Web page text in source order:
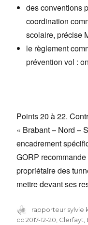
des conventions
coordination
scolaire, précise
le règlement
prévention vol :
Points 20 à 22.
« Brabant – Nord –
encadrement
GORP recommande
propriétaire des
mettre devant ses
Auteur
rapporteur sylvie
cc 2017-12-20 Clerfayt,